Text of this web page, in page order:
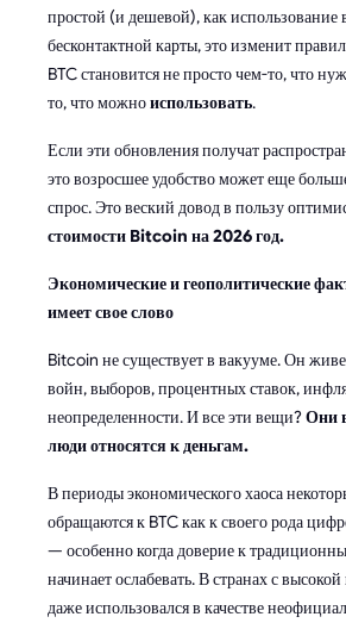
простой (и дешевой), как использование
бесконтактной карты, это изменит
BTC становится не просто чем-то, что
то, что можноиспользовать.
Если эти обновления получат
это возросшее удобство может еще
спрос. Это веский довод в пользу
стоимости Bitcoin на 2026 год.
Экономические и геополитические
имеет свое слово
Bitcoin не существует в вакууме. Он
войн, выборов, процентных ставок,
неопределенности. И все эти вещи?Они
люди относятся к деньгам.
В периоды экономического хаоса
обращаются к BTC как к своего рода
— особенно когда доверие к
начинает ослабевать. В странах с
даже использовался в качестве